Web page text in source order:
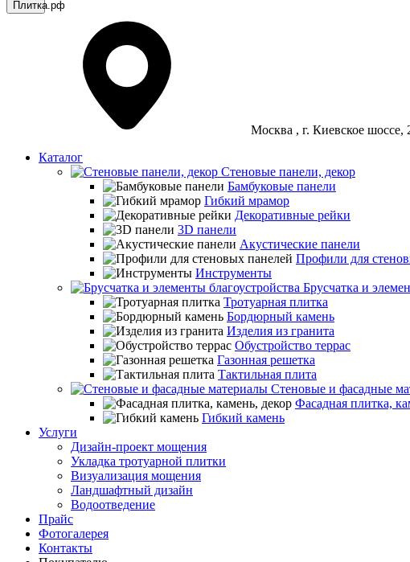
Москва , г. Киевское
Каталог
Стеновые панели, декор
Бамбуковые панели
Гибкий мрамор
Декоративные рейки
3D панели
Акустические панели
Профили для
Инструменты
Брусчатка и
Тротуарная плитка
Бордюрный камень
Изделия из гранита
Обустройство террас
Газонная решетка
Тактильная плита
Стеновые и фасадные
Фасадная плитка,
Гибкий камень
Услуги
Дизайн-проект мощения
Укладка тротуарной плитки
Визуализация мощения
Ландшафтный дизайн
Водоотведение
Прайс
Фотогалерея
Контакты